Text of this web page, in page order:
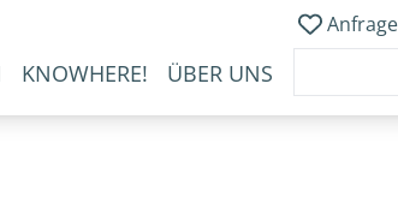
KNOWHERE! ÜBER UNS